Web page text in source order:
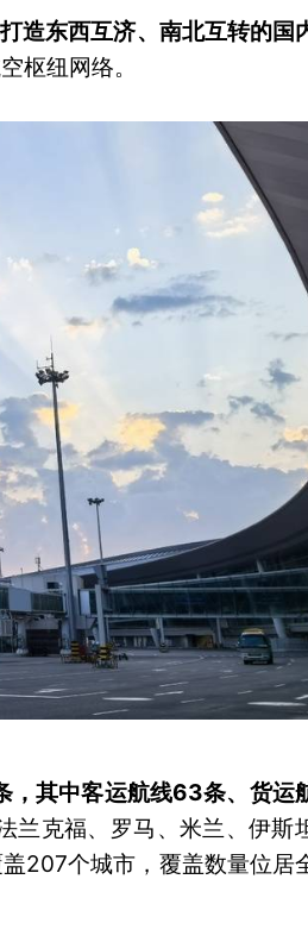
造东西互济、南北互转的国
枢纽网络。
，其中客运航线63条、货运
兰克福、罗马、米兰、伊斯
207个城市，覆盖数量位居